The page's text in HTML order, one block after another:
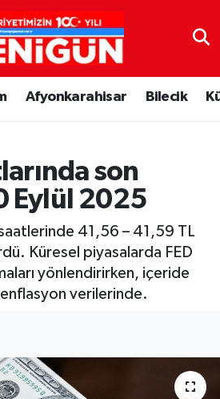
Afyonkarahisar Bilecik
son
Eylül 2025
41,56 – 41,59 TL
Küresel piyasalarda FED
yönlendirirken, içeride
enflasyon verilerinde.
ve Fikstür